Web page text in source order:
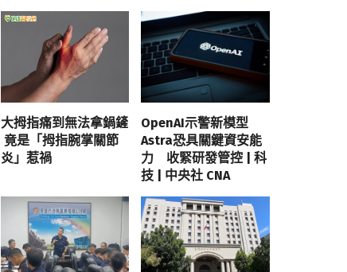
大拇指痛到無法拿鍋鏟
竟是「拇指腕掌關節
炎」惹禍
OpenAI示警新模型
Astra恐具關鍵資安能
力 收緊研發管控 | 科
技 | 中央社 CNA